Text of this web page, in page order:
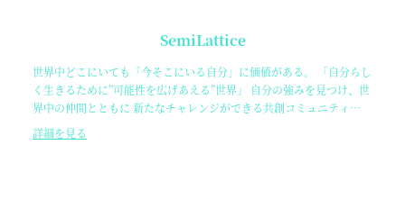
SemiLattice
世界中どこにいても「今そこにいる自分」に価値がある。 「自分らし
く生きるために”可能性を広げあえる”世界」 自分の強みを見つけ、世
界中の仲間とともに 新たなチャレンジができる共創コミュニティ
「SemiLattice」
詳細を見る